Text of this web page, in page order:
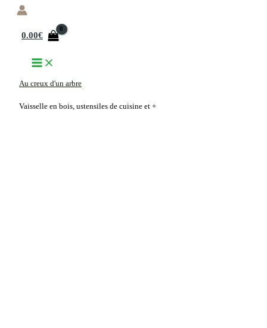
Aller
0.00€
Au creux d'un arbre
Vaisselle en bois, ustensiles de cuisine et +